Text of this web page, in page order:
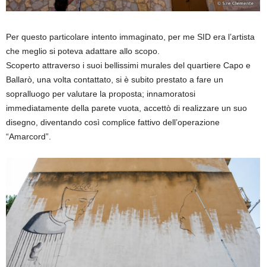
Per questo particolare intento immaginato, per me SID era l’artista
che meglio si poteva adattare allo scopo.
Scoperto attraverso i suoi bellissimi murales del quartiere Capo e
Ballarò, una volta contattato, si è subito prestato a fare un
sopralluogo per valutare la proposta; innamoratosi
immediatamente della parete vuota, accettò di realizzare un suo
disegno, diventando così complice fattivo dell’operazione
“Amarcord”.